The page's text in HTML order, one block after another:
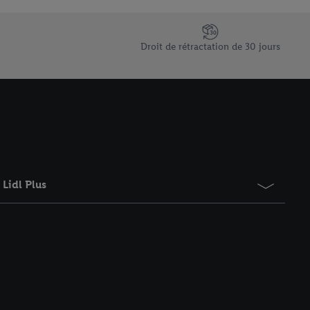
Droit de rétractation de 30 jours
Lidl Plus
à tout moment